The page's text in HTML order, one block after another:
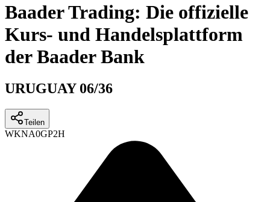
Baader Trading: Die offizielle
Kurs- und Handelsplattform
der Baader Bank
URUGUAY 06/36
Teilen
WKNA0GP2H